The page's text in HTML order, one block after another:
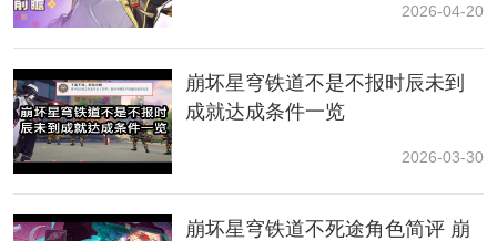
小编总结
仙岛风物志洞天非常容易获得，大家在游戏中找到春分
就能一键获取了，游戏中有着大量的故事文本，各种和
游戏相关的菜单信息在这里都能获取，还没找到的玩家
快参考本攻略去获取吧。
2026-04-20
崩坏星穹铁道不是不报时辰未到
成就达成条件一览
2026-03-30
崩坏星穹铁道不死途角色简评 崩